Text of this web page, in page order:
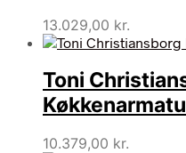
13.029,00 kr.
Toni
10.379,00 kr.